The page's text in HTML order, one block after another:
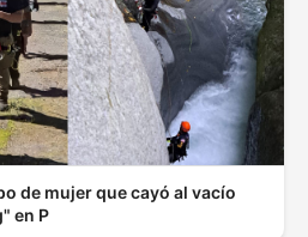
de mujer que cayó al vacío
en P